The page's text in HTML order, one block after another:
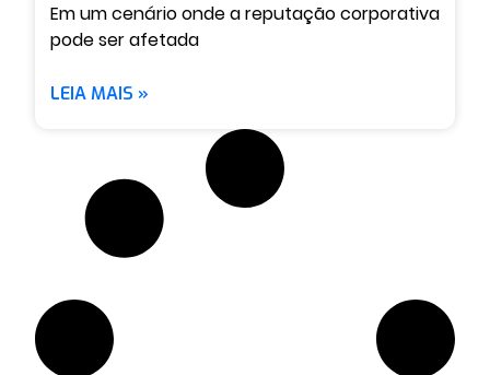
Em um cenário onde a reputação corporativa
pode ser afetada
LEIA MAIS »